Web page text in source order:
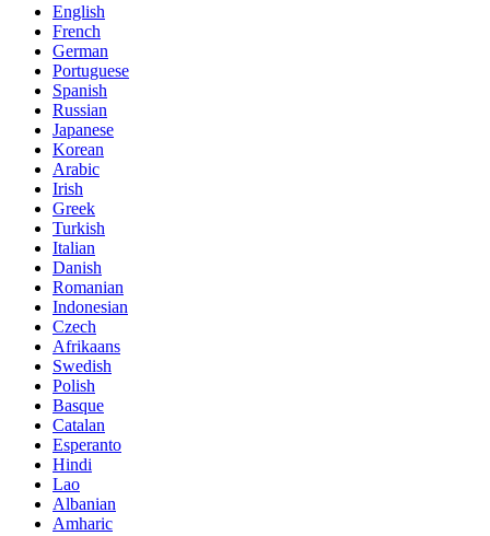
English
French
German
Portuguese
Spanish
Russian
Japanese
Korean
Arabic
Irish
Greek
Turkish
Italian
Danish
Romanian
Indonesian
Czech
Afrikaans
Swedish
Polish
Basque
Catalan
Esperanto
Hindi
Lao
Albanian
Amharic